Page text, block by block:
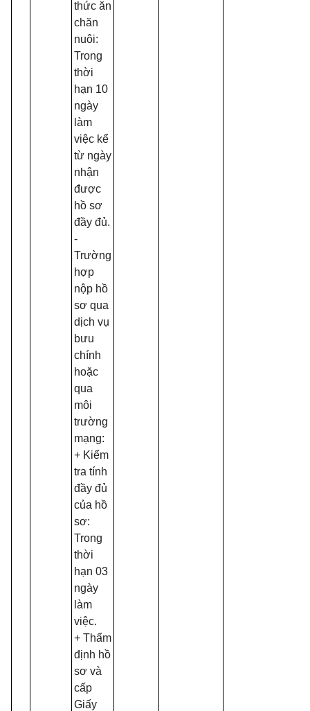
thức ăn
chăn
nuôi:
Trong
thời
hạn 10
ngày
làm
việc kể
từ ngày
nhận
được
hồ sơ
đầy đủ.
-
Trường
hợp
nộp hồ
sơ qua
dịch vụ
bưu
chính
hoặc
qua
môi
trường
mạng:
+ Kiểm
tra tính
đầy đủ
của hồ
sơ:
Trong
thời
hạn 03
ngày
làm
việc.
+ Thẩm
định hồ
sơ và
cấp
Giấy